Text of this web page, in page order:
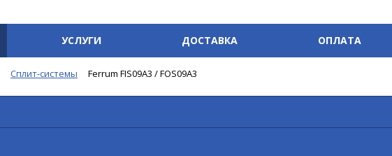
УСЛУГИ ДОСТАВКА ОПЛАТА
Сплит-системы Ferrum FIS09A3 / FOS09A3